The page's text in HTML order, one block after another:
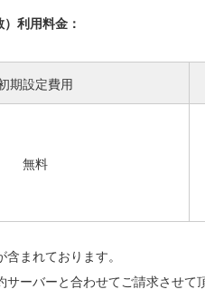
利用料金：
期設定費用
無料
まれております。
ーバーと合わせてご請求させて